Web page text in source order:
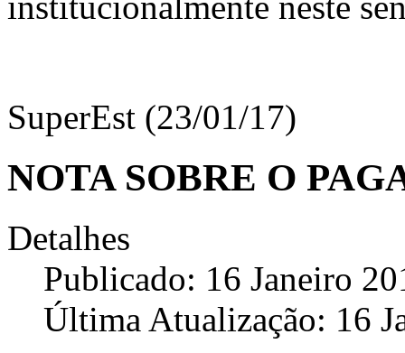
SuperEst (23/01/17)
NOTA SOBRE O
Detalhes
Publicado: 16 Janeiro
Última Atualização: 16